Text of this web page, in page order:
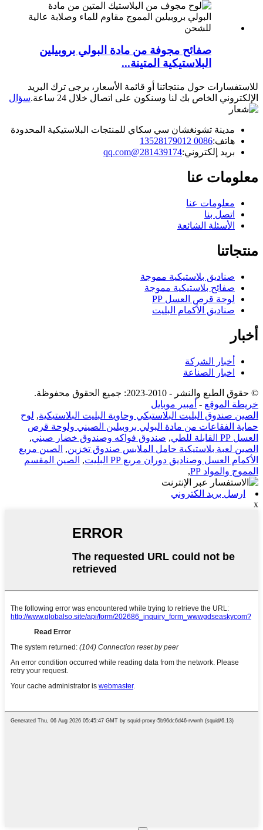
صفائح مجوفة من مادة البولي بروبيلين
البلاستيكية المتينة...
للاستفسارات حول منتجاتنا أو قائمة الأسعار، يرجى ترك البريد
الإلكتروني الخاص بك لنا وسنكون على اتصال خلال 24 ساعة.
سؤال
مدينة تشونغشان سي سكاي للمنتجات البلاستيكية المحدودة
هاتف:0086 13528179012
بريد إلكتروني:281439174@qq.com
معلومات عنا
معلومات عنا
اتصل بنا
الأسئلة الشائعة
منتجاتنا
صناديق بلاستيكية مموجة
صفائح بلاستيكية مموجة
لوحة قرص العسل PP
صناديق الأكمام البليت
أخبار
أخبار الشركة
اخبار الصناعة
© حقوق الطبع والنشر - 2010-2023: جميع الحقوق محفوظة.
خريطة الموقع - أمبير موبايل
الصين صندوق البليت البلاستيكي وحاوية البليت البلاستيكية, لوح
حماية الفقاعات من مادة البولي بروبيلين الصيني ولوحة قرص
العسل PP القابلة للطي
, صندوق فواكه وصندوق خضار صيني,
الصين لعبة بلاستيكية حامل الملابس صندوق تخزين, الصين مربع
الأكمام العسل وصناديق دوران مربع PP البليت
, الصين المقسم
المموج والمواد PP
,
ارسل بريد الكتروني
x